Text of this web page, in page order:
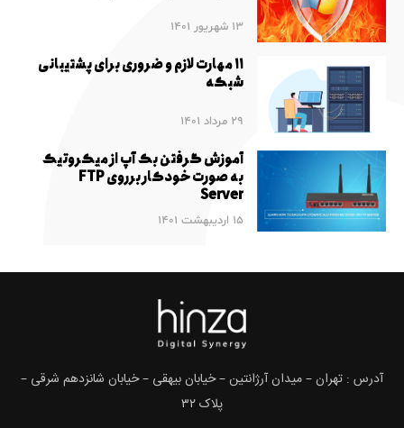
13 شهریور 1401
۱۱ مهارت لازم و ضروری برای پشتیبانی
شبکه
29 مرداد 1401
آموزش گرفتن بک آپ از میکروتیک
به صورت خودکار برروی FTP
Server
15 اردیبهشت 1401
آدرس : تهران – میدان آرژانتین – خیابان بیهقی – خیابان شانزدهم شرقی –
پلاک ۳۲